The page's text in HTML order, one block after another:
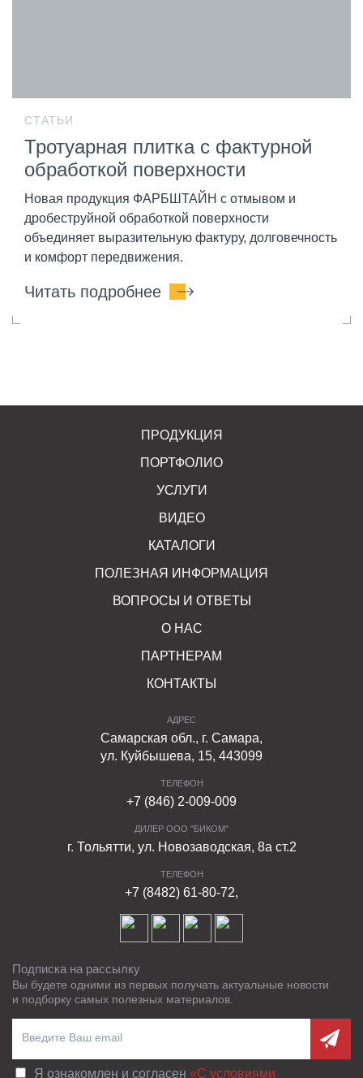
СТАТЬИ
Тротуарная плитка с фактурной
обработкой поверхности
Новая продукция ФАРБШТАЙН с отмывом и
дробеструйной обработкой поверхности
объединяет выразительную фактуру, долговечность
и комфорт передвижения.
Читать подробнее
ПРОДУКЦИЯ
ПОРТФОЛИО
УСЛУГИ
ВИДЕО
КАТАЛОГИ
ПОЛЕЗНАЯ ИНФОРМАЦИЯ
ВОПРОСЫ И ОТВЕТЫ
О НАС
ПАРТНЕРАМ
КОНТАКТЫ
АДРЕС
Самарская обл., г. Самара,
ул. Куйбышева, 15, 443099
ТЕЛЕФОН
+7 (846) 2-009-009
ДИЛЕР ООО "БИКОМ"
г. Тольятти, ул. Новозаводская, 8а ст.2
ТЕЛЕФОН
+7 (8482) 61-80-72,
Подписка на рассылку
Вы будете одними из первых получать актуальные новости
и подборку самых полезных материалов.
Я ознакомлен и согласен «C условиями